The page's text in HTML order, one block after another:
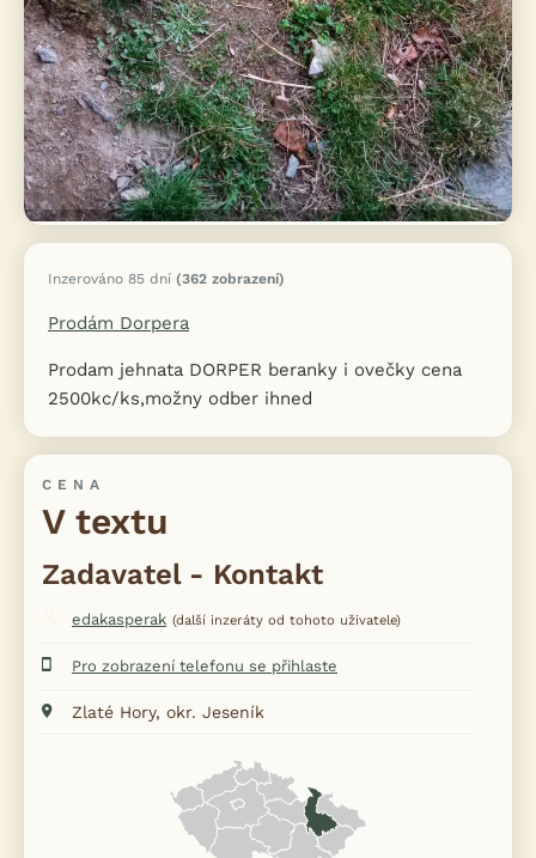
Inzerováno 85 dní (362 zobrazení)
Prodám Dorpera
Prodam jehnata DORPER beranky i ovečky cena
2500kc/ks,možny odber ihned
CENA
V textu
Zadavatel - Kontakt
edakasperak (další inzeráty od tohoto uživatele)
Pro zobrazení telefonu se přihlaste
Zlaté Hory, okr. Jeseník